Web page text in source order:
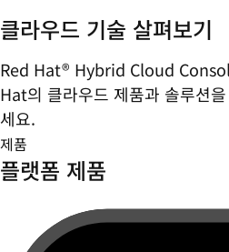
클라우드 기술 살펴보기
Red Hat® Hybrid Cloud
Hat의 클라우드 제품과 솔루션
세요.
제품
플랫폼 제품